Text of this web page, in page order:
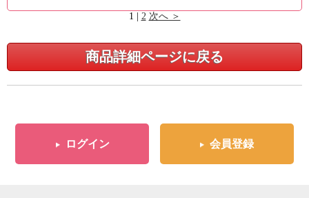
1 | 2 次へ ＞
商品詳細ページに戻る
ログイン 会員登録